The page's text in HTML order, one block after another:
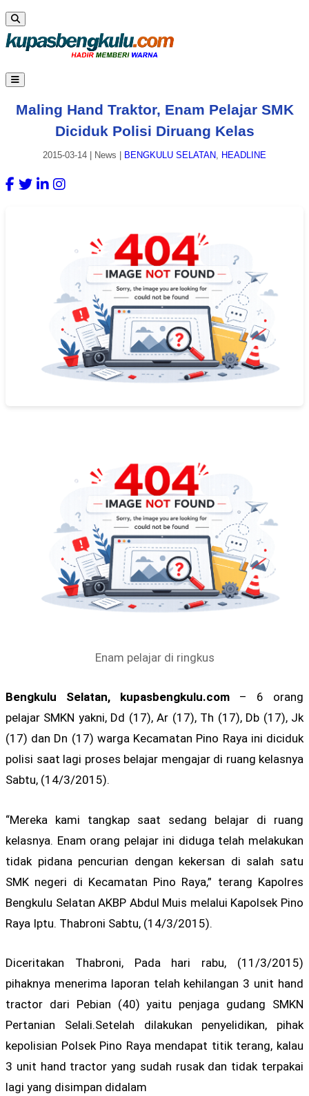
Maling Hand Traktor, Enam Pelajar SMK
Diciduk Polisi Diruang Kelas
2015-03-14 News BENGKULU SELATAN, HEADLINE
Enam pelajar di ringkus
Bengkulu Selatan, kupasbengkulu.com – 6 orang
pelajar SMKN yakni, Dd (17), Ar (17), Th (17), Db (17), Jk
(17) dan Dn (17) warga Kecamatan Pino Raya ini diciduk
polisi saat lagi proses belajar mengajar di ruang kelasnya
Sabtu, (14/3/2015).
“Mereka kami tangkap saat sedang belajar di ruang
kelasnya. Enam orang pelajar ini diduga telah melakukan
tidak pidana pencurian dengan kekersan di salah satu
SMK negeri di Kecamatan Pino Raya,” terang Kapolres
Bengkulu Selatan AKBP Abdul Muis melalui Kapolsek Pino
Raya Iptu. Thabroni Sabtu, (14/3/2015).
Diceritakan Thabroni, Pada hari rabu, (11/3/2015)
pihaknya menerima laporan telah kehilangan 3 unit hand
tractor dari Pebian (40) yaitu penjaga gudang SMKN
Pertanian Selali.Setelah dilakukan penyelidikan, pihak
kepolisian Polsek Pino Raya mendapat titik terang, kalau
3 unit hand tractor yang sudah rusak dan tidak terpakai
lagi yang disimpan didalam